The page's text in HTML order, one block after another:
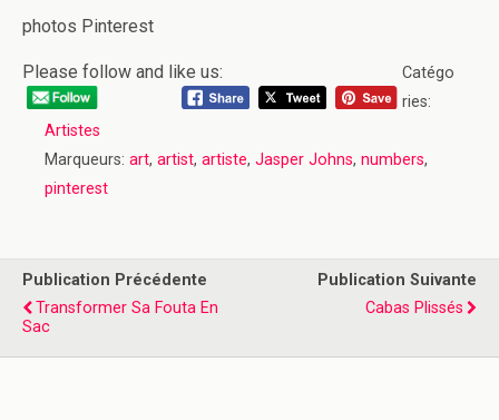
photos Pinterest
Please follow and like us:
Catégo
ries:
Artistes
Marqueurs: art, artist, artiste, Jasper Johns, numbers,
pinterest
Publication Précédente
Transformer Sa Fouta En
Sac
Publication Suivante
Cabas Plissés